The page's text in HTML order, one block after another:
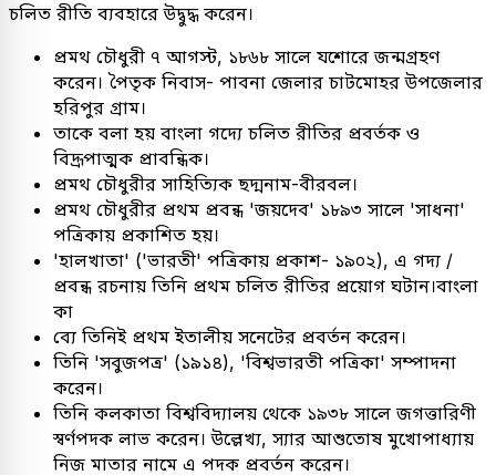
চলিত রীতি ব্যবহারে উদ্বুদ্ধ করেন।
প্রমথ চৌধুরী ৭ আগস্ট, ১৮৬৮ সালে যশোরে জন্মগ্রহণ
করেন। পৈতৃক নিবাস- পাবনা জেলার চাটমোহর উপজেলার
হরিপুর গ্রাম।
তাকে বলা হয় বাংলা গদ্যে চলিত রীতির প্রবর্তক ও
বিদ্রূপাত্মক প্রাবন্ধিক।
প্রমথ চৌধুরীর সাহিত্যিক ছদ্মনাম-বীরবল।
প্রমথ চৌধুরীর প্রথম প্রবন্ধ 'জয়দেব' ১৮৯৩ সালে 'সাধনা'
পত্রিকায় প্রকাশিত হয়।
'হালখাতা' ('ভারতী' পত্রিকায় প্রকাশ- ১৯০২), এ গদ্য /
প্রবন্ধ রচনায় তিনি প্রথম চলিত রীতির প্রয়োগ ঘটান।বাংলা
কা
ব্যে তিনিই প্রথম ইতালীয় সনেটের প্রবর্তন করেন।
তিনি 'সবুজপত্র' (১৯১৪), 'বিশ্বভারতী পত্রিকা' সম্পাদনা
করেন।
তিনি কলকাতা বিশ্ববিদ্যালয় থেকে ১৯৩৮ সালে জগত্তারিণী
স্বর্ণপদক লাভ করেন। উল্লেখ্য, স্যার আশুতোষ মুখোপাধ্যায়
নিজ মাতার নামে এ পদক প্রবর্তন করেন।